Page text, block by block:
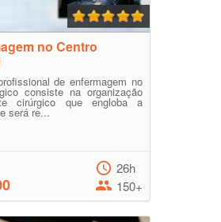
no Centro
de enfermagem no
consiste na organização
cirúrgico que engloba a
será re...
26h
150+